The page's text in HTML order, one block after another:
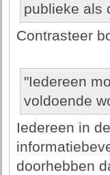
publieke als
Contrasteer
"Iedereen
voldoende
Iedereen in
doorhebben